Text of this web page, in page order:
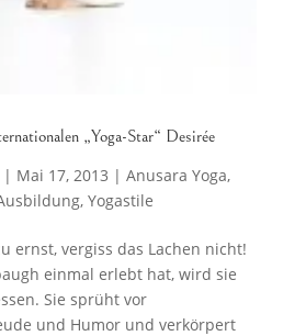
„Yoga-Star“ Desirée
| Mai 17, 2013 | Anusara Yoga,
, Yogastile
ernst, vergiss das Lachen nicht!
einmal erlebt hat, wird sie
Sie sprüht vor
und Humor und verkörpert